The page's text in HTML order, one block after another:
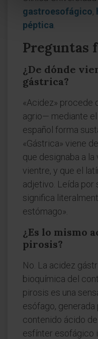
gastroesofágico,
péptica
Preguntas
¿De dónde
gástrica?
«Acidez» procede
agrio— mediante
español forma
«Gástrica» viene
que designaba a
vientre, y que el
adjetivo. Leída por
significa
estómago».
¿Es lo mismo
pirosis?
No. La acidez
bioquímica del
pirosis es una
esófago, generada
contenido ácido
esfínter esofágico